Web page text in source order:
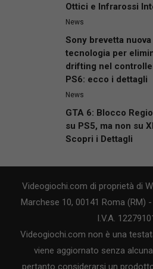
Ottici e Infrarossi
News
Sony brevetta nuova
tecnologia per
drifting nel
PS6: ecco i dettagli
News
GTA 6: Blocco
su PS5, ma non su
Scopri i Dettagli
Videogiochi.com di proprietà di
Marchese 10, 00141 Roma (RM)
I.V.A.
Videogiochi.com non è una
viene aggiornato senza
pertanto considerarsi un